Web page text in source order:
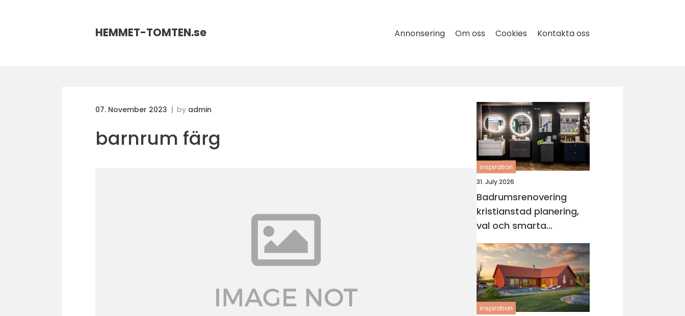
HEMMET-TOMTEN.se Annonsering Om oss Cookies Kontakta oss
07. November 2023 by admin
barnrum färg
inspiration
31. July 2026
Badrumsrenovering
kristianstad planering,
val och smarta
genvägar
inspiration